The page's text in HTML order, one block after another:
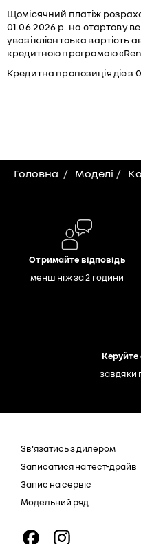
Щомісячний платіж
01.06.2026 р. на стартову
увазі клієнтська вартість
кредитною програмою
Кредитна пропозиція діє
Головна Моделі
Отримайте відповідь
менш ніж за 2 години
завдяки
Зв'язатись з дилером
Записатися на тест-драйв
Запис на сервіс
Модельний ряд